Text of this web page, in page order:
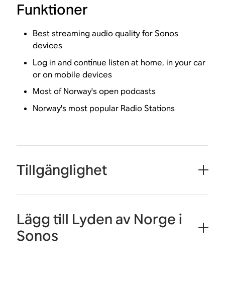
Funktioner
Best streaming audio quality for Sonos
devices
Log in and continue listen at home, in your car
or on mobile devices
Most of Norway's open podcasts
Norway's most popular Radio Stations
Tillgänglighet
Lägg till Lyden av Norge i
Sonos